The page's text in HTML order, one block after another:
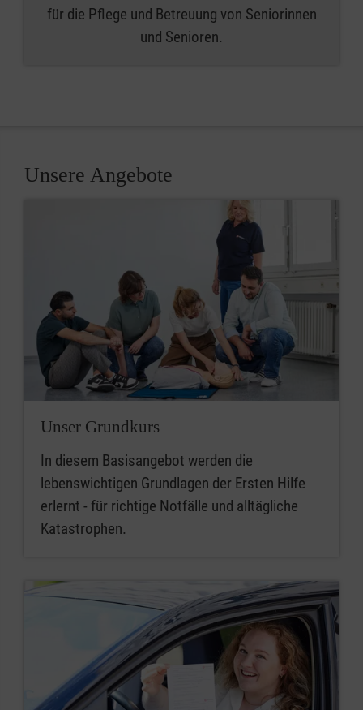
für die Pflege und Betreuung von Seniorinnen
und Senioren.
Unsere Angebote
Unser Grundkurs
In diesem Basisangebot werden die
lebenswichtigen Grundlagen der Ersten Hilfe
erlernt - für richtige Notfälle und alltägliche
Katastrophen.